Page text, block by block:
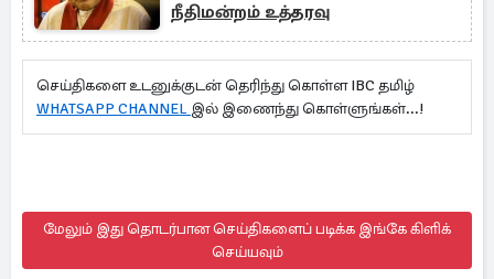
நீதிமன்றம் உத்தரவு
செய்திகளை உடனுக்குடன் தெரிந்து கொள்ள IBC தமிழ்
WHATSAPP CHANNEL இல் இணைந்து கொள்ளுங்கள்...!
மேலும் இது தொடர்பான செய்திகளைப் படிக்க இங்கே கிளிக்
செய்யவும்